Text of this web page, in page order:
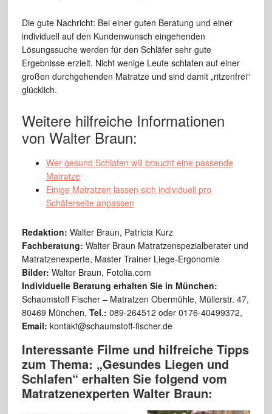
Die gute Nachricht: Bei einer guten Beratung und einer
individuell auf den Kundenwunsch eingehenden
Lösungssuche werden für den Schläfer sehr gute
Ergebnisse erzielt. Nicht wenige Leute schlafen auf einer
großen durchgehenden Matratze und sind damit „ritzenfrei“
glücklich.
Weitere hilfreiche Informationen
von Walter Braun:
Wer gesund Schlafen will braucht eine passende
Matratze
Einige Matratzen lassen sich individuell pro
Schäferseite anpassen
Redaktion: Walter Braun, Patricia Kurz
Fachberatung: Walter Braun Matratzenspezialberater und
Matratzenexperte, Master Trainer Liege-Ergonomie
Bilder: Walter Braun, Fotolia.com
Individuelle Beratung erhalten Sie in München:
Schaumstoff Fischer – Matratzen Obermühle, Müllerstr. 47,
80469 München, Tel.: 089-264512 oder 0176-40499372,
Email: kontakt@schaumstoff-fischer.de
Interessante Filme und hilfreiche Tipps
zum Thema: „Gesundes Liegen und
Schlafen“ erhalten Sie folgend vom
Matratzenexperten Walter Braun: